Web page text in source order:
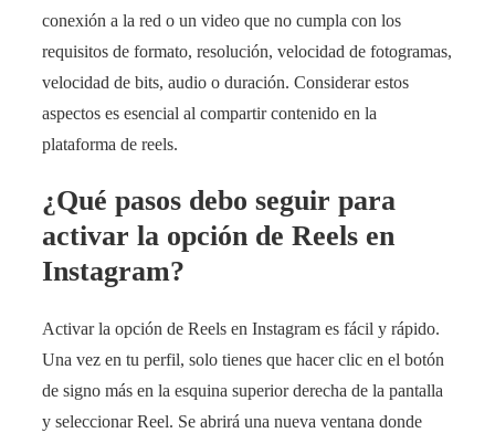
conexión a la red o un video que no cumpla con los
requisitos de formato, resolución, velocidad de fotogramas,
velocidad de bits, audio o duración. Considerar estos
aspectos es esencial al compartir contenido en la
plataforma de reels.
¿Qué pasos debo seguir para
activar la opción de Reels en
Instagram?
Activar la opción de Reels en Instagram es fácil y rápido.
Una vez en tu perfil, solo tienes que hacer clic en el botón
de signo más en la esquina superior derecha de la pantalla
y seleccionar Reel. Se abrirá una nueva ventana donde